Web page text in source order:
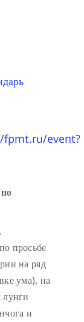
fpmt.ru/event?
просьбе
на ряд
ума), на
и